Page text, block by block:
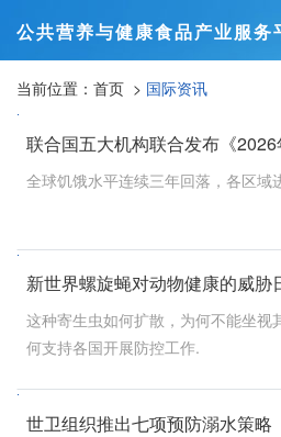
公共营养与健康食品产业服务
当前位置： 首页 > 国际资讯
全球饥饿水平连续三年回落，各区域
这种寄生虫如何扩散，为何不能坐视
何支持各国开展防控工作.
世卫组织推出七项预防溺水策略